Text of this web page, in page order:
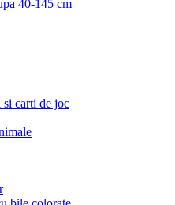
40-145 cm
si carti de joc